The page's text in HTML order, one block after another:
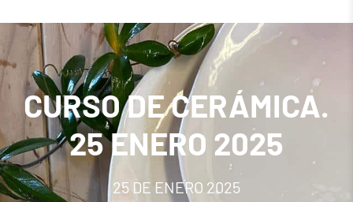
CURSO DE CERÁMICA.
25 ENERO 2025
25 DE ENERO 2025